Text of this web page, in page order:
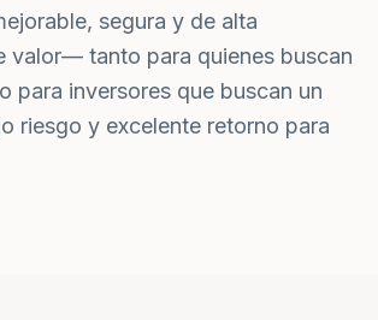
segura y de alta
valor— tanto para quienes buscan
para inversores que buscan un
riesgo y excelente retorno para